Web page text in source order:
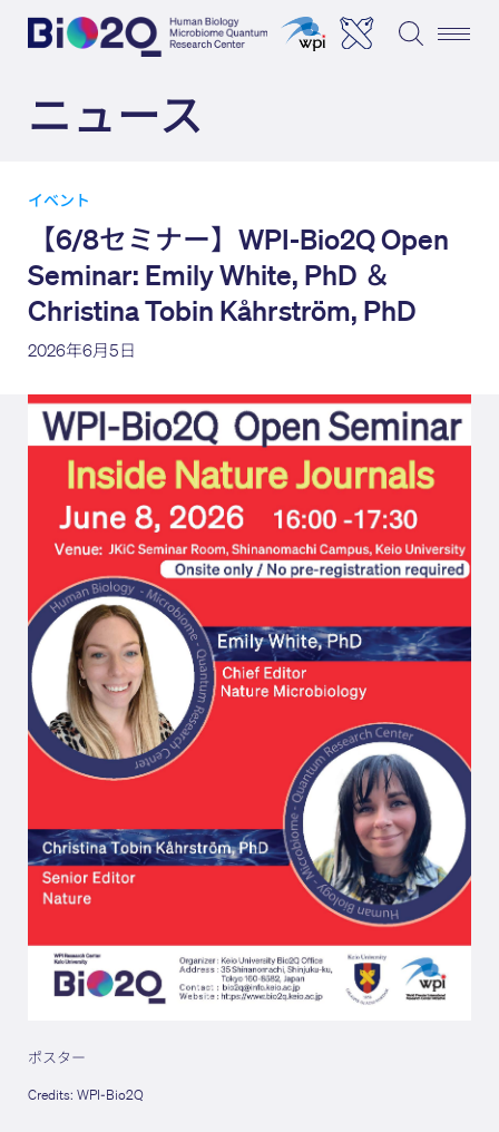
ニュース
イベント
【6/8セミナー】WPI-Bio2Q Open
Seminar: Emily White, PhD ＆
Christina Tobin Kåhrström, PhD
2026年6月5日
ポスター
Credits: WPI-Bio2Q